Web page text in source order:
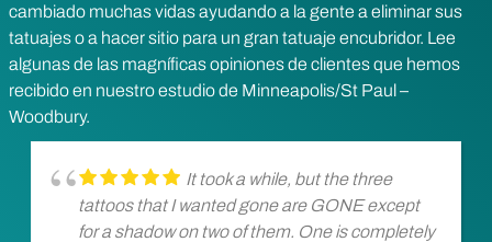
cambiado muchas vidas ayudando a la gente a eliminar sus
tatuajes o a hacer sitio para un gran tatuaje encubridor. Lee
algunas de las magníficas opiniones de clientes que hemos
recibido en nuestro estudio de Minneapolis/St Paul –
Woodbury.
It took a while, but the three
tattoos that I wanted gone are GONE except
for a shadow on two of them. One is completely